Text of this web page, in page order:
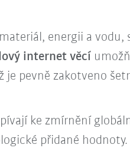
energii a vodu,
internet věcí
pevně zakotveno
ke zmírnění
přidané hodnoty.